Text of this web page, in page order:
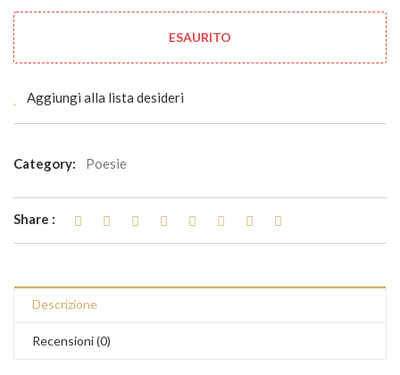
ESAURITO
Aggiungi alla lista desideri
Category: Poesie
Share :
Descrizione
Recensioni (0)